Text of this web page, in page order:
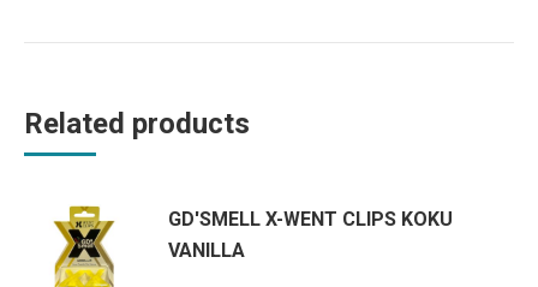
Related products
GD'SMELL X-WENT CLIPS KOKU
VANILLA